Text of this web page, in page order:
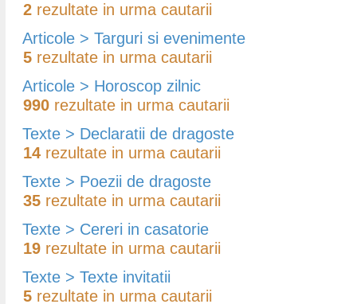
2 rezultate in urma cautarii
Articole > Targuri si evenimente
5 rezultate in urma cautarii
Articole > Horoscop zilnic
990 rezultate in urma cautarii
Texte > Declaratii de dragoste
14 rezultate in urma cautarii
Texte > Poezii de dragoste
35 rezultate in urma cautarii
Texte > Cereri in casatorie
19 rezultate in urma cautarii
Texte > Texte invitatii
5 rezultate in urma cautarii